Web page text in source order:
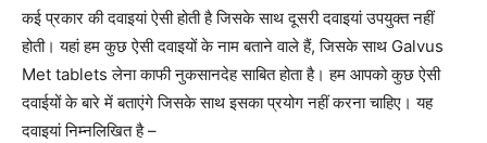
कई प्रकार की दवाइयां ऐसी होती है जिसके साथ दूसरी दवाइयां उपयुक्त नहीं
होती। यहां हम कुछ ऐसी दवाइयों के नाम बताने वाले हैं, जिसके साथ Galvus
Met tablets लेना काफी नुकसानदेह साबित होता है। हम आपको कुछ ऐसी
दवाईयों के बारे में बताएंगे जिसके साथ इसका प्रयोग नहीं करना चाहिए। यह
दवाइयां निम्नलिखित है –